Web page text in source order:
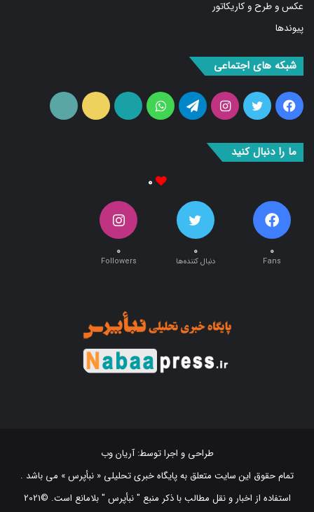
پیوندها
فیس
بوک
توییتراینستاگرامتلگرامواتس
آپ
آپارات ایتا
۰ ۰ ۰
تمام حقوق این سایت متعلق به پایگاه خبری تحلیلی « نبأپرس » می باشد .
استفاده از اخبار و نقل مطالب با ذکر منبع "‌ نبأپرس " بلامانع است. ©2021
NabaaPress News Agency (www.nabaapress.ir). All rights reserved